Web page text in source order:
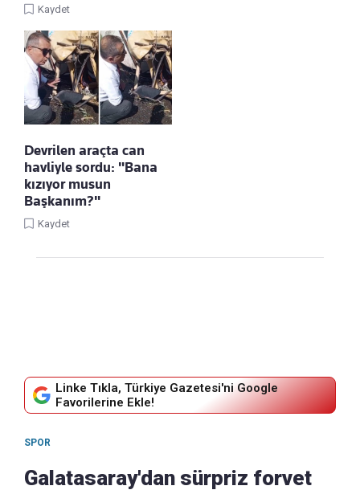
Kaydet
Devrilen araçta can
havliyle sordu: "Bana
kızıyor musun
Başkanım?"
Kaydet
Linke Tıkla, Türkiye Gazetesi'ni Google
Favorilerine Ekle!
SPOR
Galatasaray'dan sürpriz forvet